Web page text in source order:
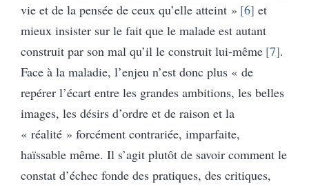
vie et de la pensée de ceux qu’elle atteint » 6 et
mieux insister sur le fait que le malade est autant
construit par son mal qu’il le construit lui-même 7 .
Face à la maladie, l’enjeu n’est donc plus « de
repérer l’écart entre les grandes ambitions, les belles
images, les désirs d’ordre et de raison et la
« réalité » forcément contrariée, imparfaite,
haïssable même. Il s’agit plutôt de savoir comment le
constat d’échec fonde des pratiques, des critiques,